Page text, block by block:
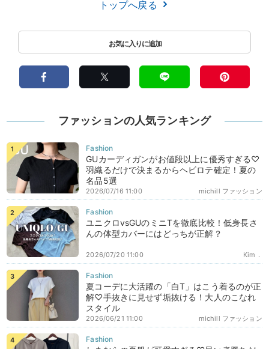
トップへ戻る
ファッションの人気ランキング
GUカーディガンがお値段以上に優秀すぎる♡
羽織るだけで決まるからヘビロテ確定！夏の
名品5選
michill ファッション
2026/07/16 11:00
ユニクロvsGUのミニTを徹底比較！低身長さ
んの体型カバーにはどっちが正解？
Kim．
2026/07/20 11:00
夏コーデに大活躍の「白T」はこう着るのが正
解♡手抜きに見せず垢抜ける！大人のこなれ
スタイル
michill ファッション
2026/06/21 11:00